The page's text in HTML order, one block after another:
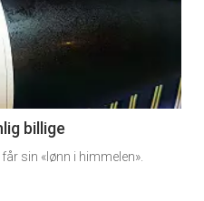
billige
sin «lønn i himmelen».